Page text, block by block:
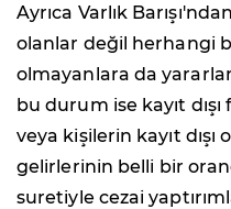
Ayrıca Varlık
olanlar değil herhangi
olmayanlara da
bu durum ise kayıt
veya kişilerin kayıt
gelirlerinin belli bir
suretiyle cezai